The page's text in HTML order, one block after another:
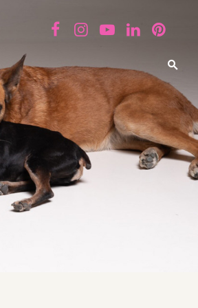
lesz szó, hanem mindenről ami a kisállat világhoz tartozik.